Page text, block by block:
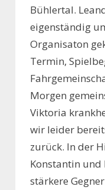
Bühlertal.
eigenständig
Organisaton
Termin,
Morgen
Viktoria
wir leider
zurück. In der
Konstantin und
stärkere